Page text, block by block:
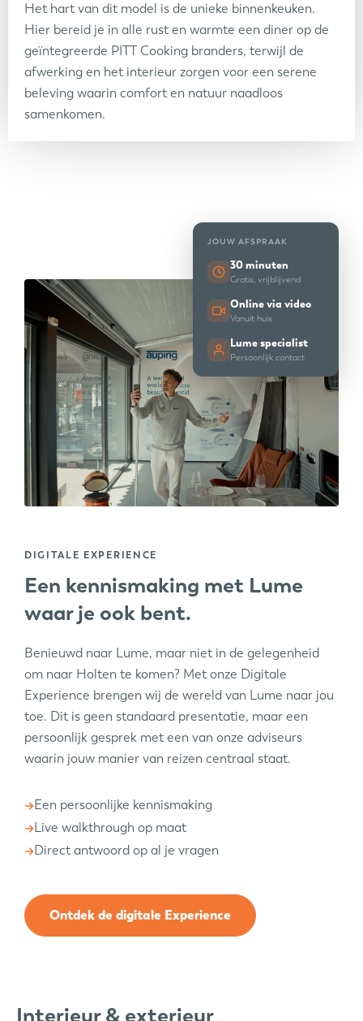
Het hart van dit model is de unieke binnenkeuken.
Hier bereid je in alle rust en warmte een diner op de
geïntegreerde PITT Cooking branders, terwijl de
afwerking en het interieur zorgen voor een serene
beleving waarin comfort en natuur naadloos
samenkomen.
DIGITALE EXPERIENCE
Een kennismaking met Lume
waar je ook bent.
Benieuwd naar Lume, maar niet in de gelegenheid
om naar Holten te komen? Met onze Digitale
Experience brengen wij de wereld van Lume naar jou
toe. Dit is geen standaard presentatie, maar een
persoonlijk gesprek met een van onze adviseurs
waarin jouw manier van reizen centraal staat.
Een persoonlijke kennismaking
Live walkthrough op maat
Direct antwoord op al je vragen
Ontdek de digitale Experience
JOUW AFSPRAAK
30 minuten
Gratis, vrijblijvend
Online via video
Vanuit huis
Lume specialist
Persoonlijk contact
Interieur & exterieur